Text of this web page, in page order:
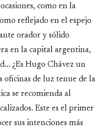
como en la
reflejado en el espejo
orador y sólido
en la capital argentina,
¿Es Hugo Chávez un
oficinas de luz tenue de la
se recomienda al
Este es el primer
sus intenciones más